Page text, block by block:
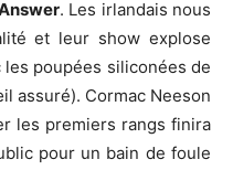
. Les irlandais nous
et leur show explose
les poupées siliconées de
assuré). Cormac Neeson
les premiers rangs finira
pour un bain de foule